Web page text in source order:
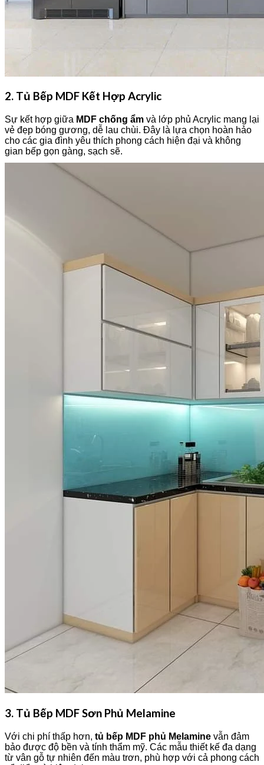
2. Tủ Bếp MDF Kết Hợp Acrylic
Sự kết hợp giữa MDF chống ẩm và lớp phủ Acrylic mang lại
vẻ đẹp bóng gương, dễ lau chùi. Đây là lựa chọn hoàn hảo
cho các gia đình yêu thích phong cách hiện đại và không
gian bếp gọn gàng, sạch sẽ.
3. Tủ Bếp MDF Sơn Phủ Melamine
Với chi phí thấp hơn, tủ bếp MDF phủ Melamine vẫn đảm
bảo được độ bền và tính thẩm mỹ. Các mẫu thiết kế đa dạng
từ vân gỗ tự nhiên đến màu trơn, phù hợp với cả phong cách